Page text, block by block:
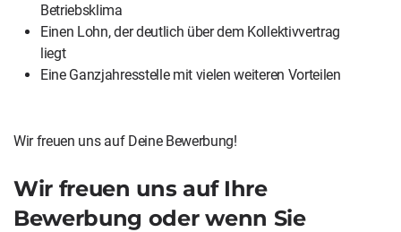
Betriebsklima
Einen Lohn, der deutlich über dem Kollektivvertrag
liegt
Eine Ganzjahresstelle mit vielen weiteren Vorteilen
Wir freuen uns auf Deine Bewerbung!
Wir freuen uns auf Ihre
Bewerbung oder wenn Sie